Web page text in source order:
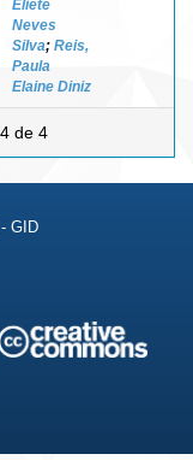
Eliete
Neves
Silva; Reis,
Paula
Elaine Diniz
de 4
GID